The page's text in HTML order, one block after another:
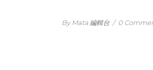
By Mata 編輯台 / 0